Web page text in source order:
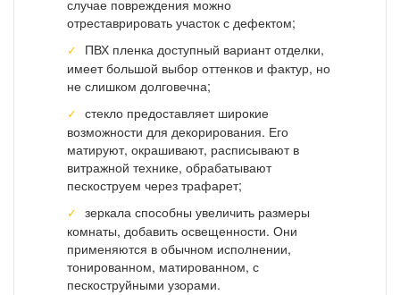
случае повреждения можно
отреставрировать участок с дефектом;
ПВХ пленка доступный вариант отделки,
имеет большой выбор оттенков и фактур, но
не слишком долговечна;
стекло предоставляет широкие
возможности для декорирования. Его
матируют, окрашивают, расписывают в
витражной технике, обрабатывают
пескоструем через трафарет;
зеркала способны увеличить размеры
комнаты, добавить освещенности. Они
применяются в обычном исполнении,
тонированном, матированном, с
пескоструйными узорами.